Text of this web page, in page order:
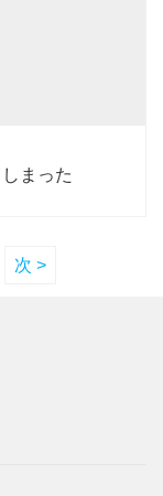
まった
次 >